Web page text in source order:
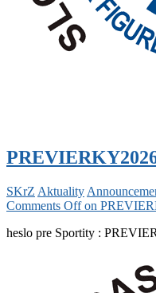
SKrZ Aktuality
Comments Offon
heslo pre Sportity :